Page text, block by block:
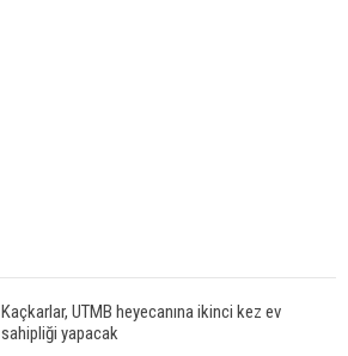
Kaçkarlar, UTMB heyecanına ikinci kez ev
sahipliği yapacak